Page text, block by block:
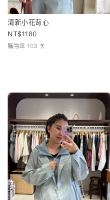
清新小花背心
1180
購物車 103 次